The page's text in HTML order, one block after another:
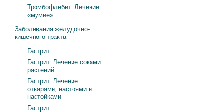
Тромбофлебит. Лечение
«мумие»
Заболевания желудочно-
кишечного тракта
Гастрит
Гастрит. Лечение соками
растений
Гастрит. Лечение
отварами, настоями и
настойками
Гастрит.